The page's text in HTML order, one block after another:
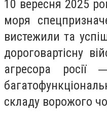
10 вересня 2025
моря
вистежили та
дороговартісну
агресора росії
складу ворожого